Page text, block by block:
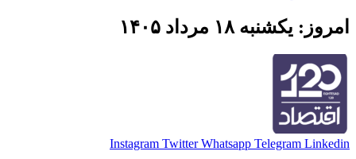
امروز: یکشنبه ۱۸ مرداد ۱۴۰۵
Instagram Twitter Whatsapp Telegram Linkedin